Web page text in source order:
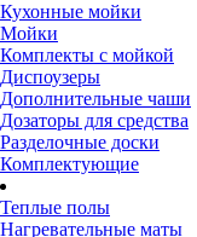
Кухонные мойки
Мойки
Комплекты с мойкой
Диспоузеры
Дополнительные чаши
Дозаторы для средства
Разделочные доски
Комплектующие
Теплые полы
Нагревательные маты